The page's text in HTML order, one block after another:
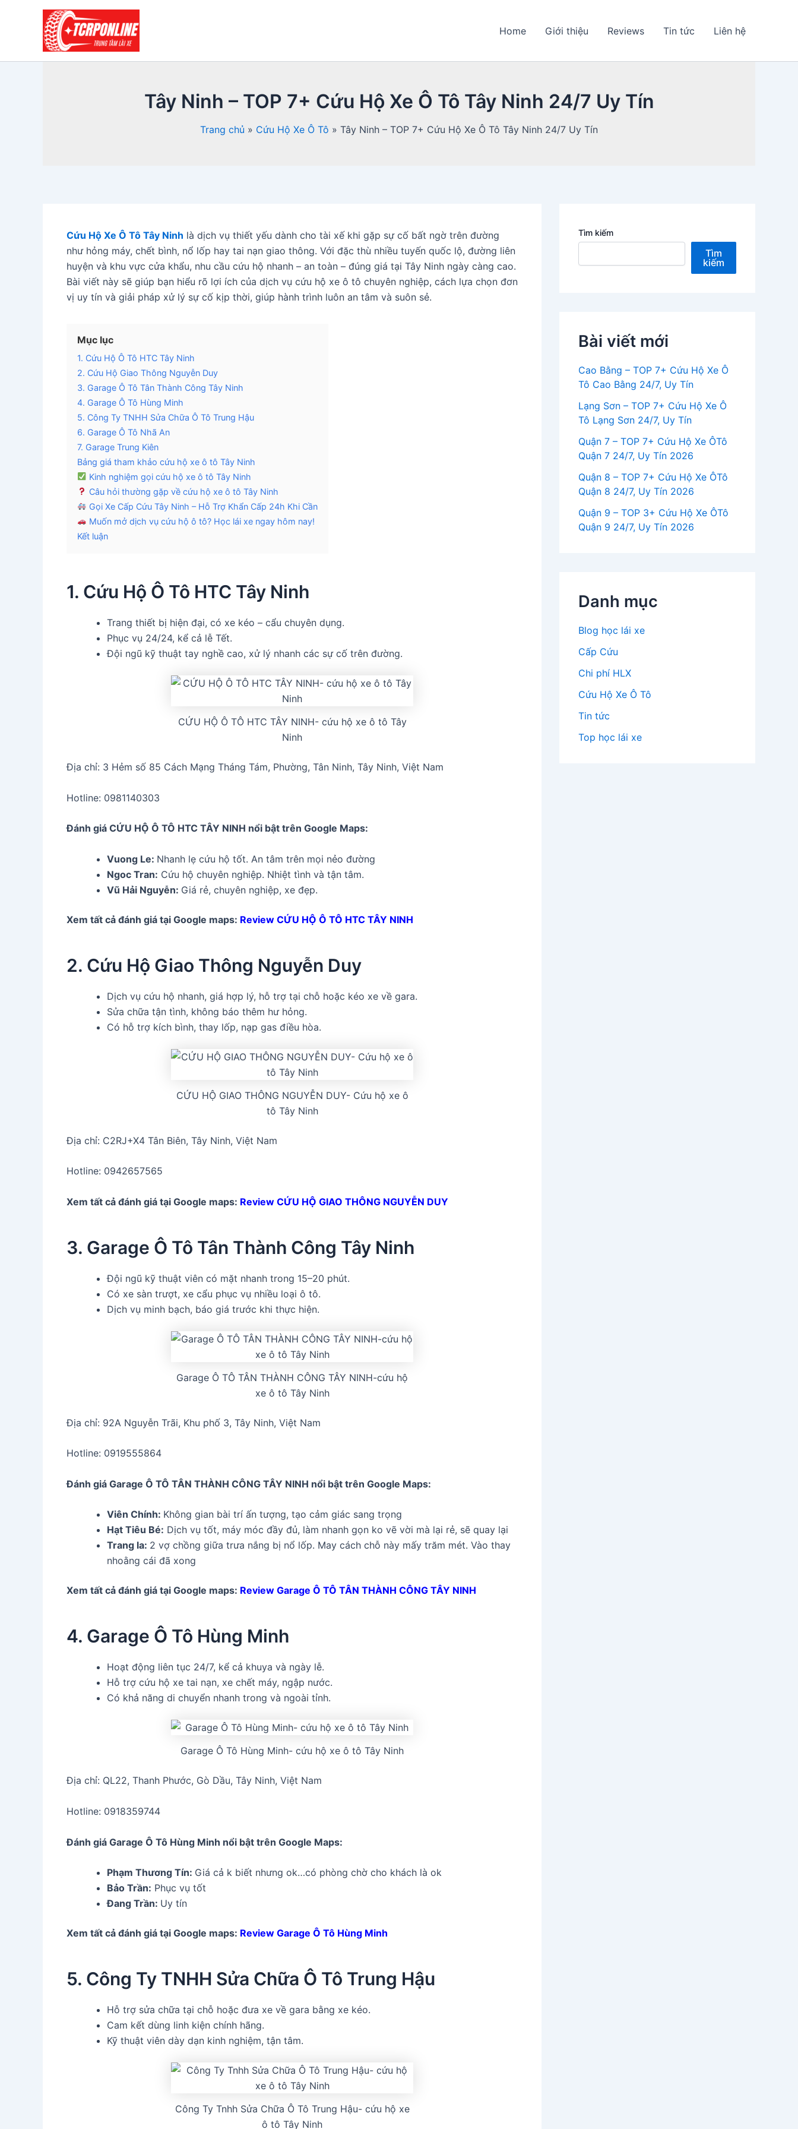
Home Giới thiệu Reviews Tin tức Liên hệ
Tây Ninh – TOP 7+ Cứu Hộ Xe Ô Tô Tây Ninh 24/7 Uy Tín
Trang chủ Cứu Hộ Xe Ô Tô Tây Ninh – TOP 7+ Cứu Hộ Xe Ô Tô Tây Ninh 24/7 Uy Tín
Cứu Hộ Xe Ô Tô Tây Ninh là dịch vụ thiết yếu dành cho tài xế khi gặp sự cố bất ngờ trên đường
như hỏng máy, chết bình, nổ lốp hay tai nạn giao thông. Với đặc thù nhiều tuyến quốc lộ, đường liên
huyện và khu vực cửa khẩu, nhu cầu cứu hộ nhanh – an toàn – đúng giá tại Tây Ninh ngày càng cao.
Bài viết này sẽ giúp bạn hiểu rõ lợi ích của dịch vụ cứu hộ xe ô tô chuyên nghiệp, cách lựa chọn đơn
vị uy tín và giải pháp xử lý sự cố kịp thời, giúp hành trình luôn an tâm và suôn sẻ.
Mục lục
1. Cứu Hộ Ô Tô HTC Tây Ninh
2. Cứu Hộ Giao Thông Nguyễn Duy
3. Garage Ô Tô Tân Thành Công Tây Ninh
4. Garage Ô Tô Hùng Minh
5. Công Ty TNHH Sửa Chữa Ô Tô Trung Hậu
6. Garage Ô Tô Nhã An
7. Garage Trung Kiên
Bảng giá tham khảo cứu hộ xe ô tô Tây Ninh
Kinh nghiệm gọi cứu hộ xe ô tô Tây Ninh
Câu hỏi thường gặp về cứu hộ xe ô tô Tây Ninh
Gọi Xe Cấp Cứu Tây Ninh – Hỗ Trợ Khẩn Cấp 24h Khi Cần
Muốn mở dịch vụ cứu hộ ô tô? Học lái xe ngay hôm nay!
Kết luận
1. Cứu Hộ Ô Tô HTC Tây Ninh
Trang thiết bị hiện đại, có xe kéo – cẩu chuyên dụng.
Phục vụ 24/24, kể cả lễ Tết.
Đội ngũ kỹ thuật tay nghề cao, xử lý nhanh các sự cố trên đường.
CỨU HỘ Ô TÔ HTC TÂY NINH- cứu hộ xe ô tô Tây
Ninh
Địa chỉ: 3 Hẻm số 85 Cách Mạng Tháng Tám, Phường, Tân Ninh, Tây Ninh, Việt Nam
Hotline: 0981140303
Đánh giá CỨU HỘ Ô TÔ HTC TÂY NINH nổi bật trên Google Maps:
Vuong Le: Nhanh lẹ cứu hộ tốt. An tâm trên mọi nẻo đường
Ngoc Tran: Cứu hộ chuyên nghiệp. Nhiệt tình và tận tâm.
Vũ Hải Nguyễn: Giá rẻ, chuyên nghiệp, xe đẹp.
Xem tất cả đánh giá tại Google maps: Review CỨU HỘ Ô TÔ HTC TÂY NINH
2. Cứu Hộ Giao Thông Nguyễn Duy
Dịch vụ cứu hộ nhanh, giá hợp lý, hỗ trợ tại chỗ hoặc kéo xe về gara.
Sửa chữa tận tình, không báo thêm hư hỏng.
Có hỗ trợ kích bình, thay lốp, nạp gas điều hòa.
CỨU HỘ GIAO THÔNG NGUYỄN DUY- Cứu hộ xe ô
tô Tây Ninh
Địa chỉ: C2RJ+X4 Tân Biên, Tây Ninh, Việt Nam
Hotline: 0942657565
Xem tất cả đánh giá tại Google maps: Review CỨU HỘ GIAO THÔNG NGUYỄN DUY
3. Garage Ô Tô Tân Thành Công Tây Ninh
Đội ngũ kỹ thuật viên có mặt nhanh trong 15–20 phút.
Có xe sàn trượt, xe cẩu phục vụ nhiều loại ô tô.
Dịch vụ minh bạch, báo giá trước khi thực hiện.
Garage Ô TÔ TÂN THÀNH CÔNG TÂY NINH-cứu hộ
xe ô tô Tây Ninh
Địa chỉ: 92A Nguyễn Trãi, Khu phố 3, Tây Ninh, Việt Nam
Hotline: 0919555864
Đánh giá Garage Ô TÔ TÂN THÀNH CÔNG TÂY NINH nổi bật trên Google Maps:
Viên Chính: Không gian bài trí ấn tượng, tạo cảm giác sang trọng
Hạt Tiêu Bé: Dịch vụ tốt, máy móc đầy đủ, làm nhanh gọn ko vẽ vời mà lại rẻ, sẽ quay lại
Trang la: 2 vợ chồng giữa trưa nắng bị nổ lốp. May cách chỗ này mấy trăm mét. Vào thay
nhoằng cái đã xong
Xem tất cả đánh giá tại Google maps: Review Garage Ô TÔ TÂN THÀNH CÔNG TÂY NINH
4. Garage Ô Tô Hùng Minh
Hoạt động liên tục 24/7, kể cả khuya và ngày lễ.
Hỗ trợ cứu hộ xe tai nạn, xe chết máy, ngập nước.
Có khả năng di chuyển nhanh trong và ngoài tỉnh.
Garage Ô Tô Hùng Minh- cứu hộ xe ô tô Tây Ninh
Địa chỉ: QL22, Thanh Phước, Gò Dầu, Tây Ninh, Việt Nam
Hotline: 0918359744
Đánh giá Garage Ô Tô Hùng Minh nổi bật trên Google Maps:
Phạm Thương Tín: Giá cả k biết nhưng ok…có phòng chờ cho khách là ok
Bảo Trần: Phục vụ tốt
Đang Trần: Uy tín
Xem tất cả đánh giá tại Google maps: Review Garage Ô Tô Hùng Minh
5. Công Ty TNHH Sửa Chữa Ô Tô Trung Hậu
Hỗ trợ sửa chữa tại chỗ hoặc đưa xe về gara bằng xe kéo.
Cam kết dùng linh kiện chính hãng.
Kỹ thuật viên dày dạn kinh nghiệm, tận tâm.
Công Ty Tnhh Sửa Chữa Ô Tô Trung Hậu- cứu hộ xe
ô tô Tây Ninh
Tìm kiếm
Tìm
kiếm
Bài viết mới
Cao Bằng – TOP 7+ Cứu Hộ Xe Ô
Tô Cao Bằng 24/7, Uy Tín
Lạng Sơn – TOP 7+ Cứu Hộ Xe Ô
Tô Lạng Sơn 24/7, Uy Tín
Quận 7 – TOP 7+ Cứu Hộ Xe ÔTô
Quận 7 24/7, Uy Tín 2026
Quận 8 – TOP 7+ Cứu Hộ Xe ÔTô
Quận 8 24/7, Uy Tín 2026
Quận 9 – TOP 3+ Cứu Hộ Xe ÔTô
Quận 9 24/7, Uy Tín 2026
Danh mục
Blog học lái xe
Cấp Cứu
Chi phí HLX
Cứu Hộ Xe Ô Tô
Tin tức
Top học lái xe